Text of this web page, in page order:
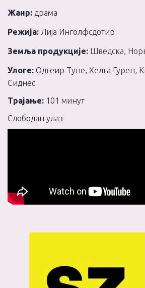
Жанр: драма
Режија: Лија Инголфсдотир
Земља продукције: Шведска,
Улоге: Одгеир Туне, Хелга Гурен,
Сиднес
Трајање: 101 минут
Слободан улаз